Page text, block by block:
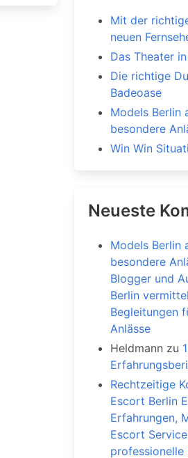
Mit der
neuen
Das Theater
Die richtige
Badeoase
Models Berlin
besondere
Win Win
Neueste
Models Berlin
besondere
Blogger und
Berlin
Begleitungen
Anlässe
Heldmann zu
Rechtzeitige
Escort Berlin
Erfahrungen,
Escort
professionelle